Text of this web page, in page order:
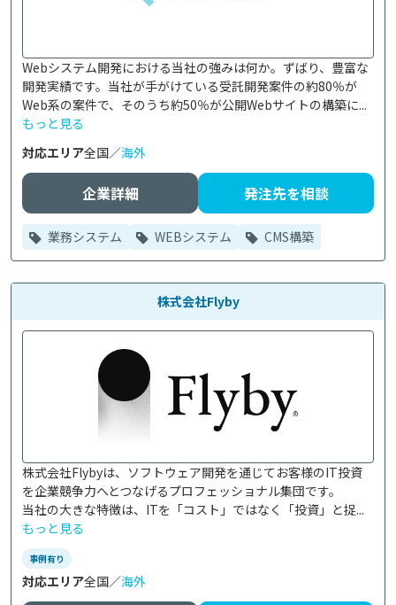
Webシステム開発における当社の強みは何か。ずばり、豊富な
開発実績です。当社が手がけている受託開発案件の約80％が
Web系の案件で、そのうち約50％が公開Webサイトの構築に...
もっと見る
対応エリア全国／海外
企業詳細 発注先を相談
業務システム WEBシステム CMS構築
株式会社Flyby
株式会社Flybyは、ソフトウェア開発を通じてお客様のIT投資
を企業競争力へとつなげるプロフェッショナル集団です。
当社の大きな特徴は、ITを「コスト」ではなく「投資」と捉...
もっと見る
事例有り
対応エリア全国／海外